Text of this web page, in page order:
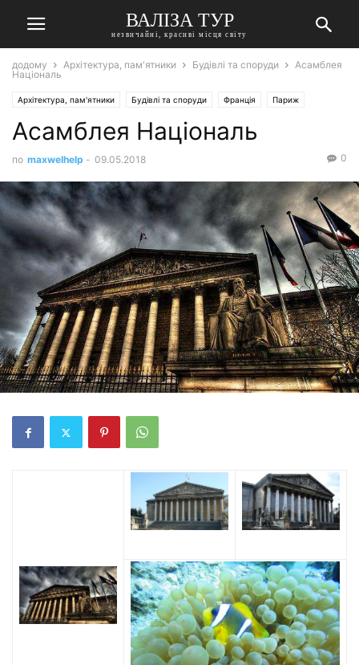
ВАЛІЗА ТУР
незвичайні, красиві місця світу
додому Архітектура, пам'ятники Будівлі та споруди
Асамблея
Національ
Архітектура, пам'ятники Будівлі та споруди Франція Париж
Асамблея Національ
по maxwelhelp - 09.05.2018 0